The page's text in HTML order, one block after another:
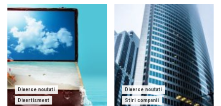
Diverse noutati
Divertisment
Diverse noutati
Stiri companii